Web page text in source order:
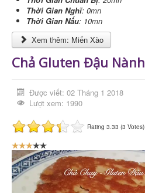
Thời Gian Nghĩ: 0mn
Thời Gian Nấu: 10mn
Xem thêm: Miến Xào
Chả Gluten Đậu Nành
Được viết: 02 Tháng 1 2018
Lượt xem: 1990
Rating 3.33 (3 Votes)
B
ạ
n
đ
á